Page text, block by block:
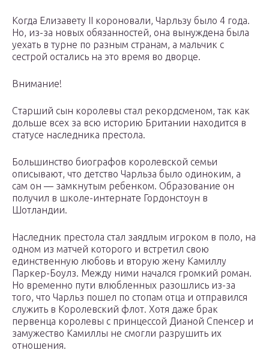
Когда Елизавету II короновали, Чарльзу было 4 года.
Но, из-за новых обязанностей, она вынуждена была
уехать в турне по разным странам, а мальчик с
сестрой остались на это время во дворце.
Внимание!
Старший сын королевы стал рекордсменом, так как
дольше всех за всю историю Британии находится в
статусе наследника престола.
Большинство биографов королевской семьи
описывают, что детство Чарльза было одиноким, а
сам он — замкнутым ребенком. Образование он
получил в школе-интернате Гордонстоун в
Шотландии.
Наследник престола стал заядлым игроком в поло, на
одном из матчей которого и встретил свою
единственную любовь и вторую жену Камиллу
Паркер-Боулз. Между ними начался громкий роман.
Но временно пути влюбленных разошлись из-за
того, что Чарльз пошел по стопам отца и отправился
служить в Королевский флот. Хотя даже брак
первенца королевы с принцессой Дианой Спенсер и
замужество Камиллы не смогли разрушить их
отношения.